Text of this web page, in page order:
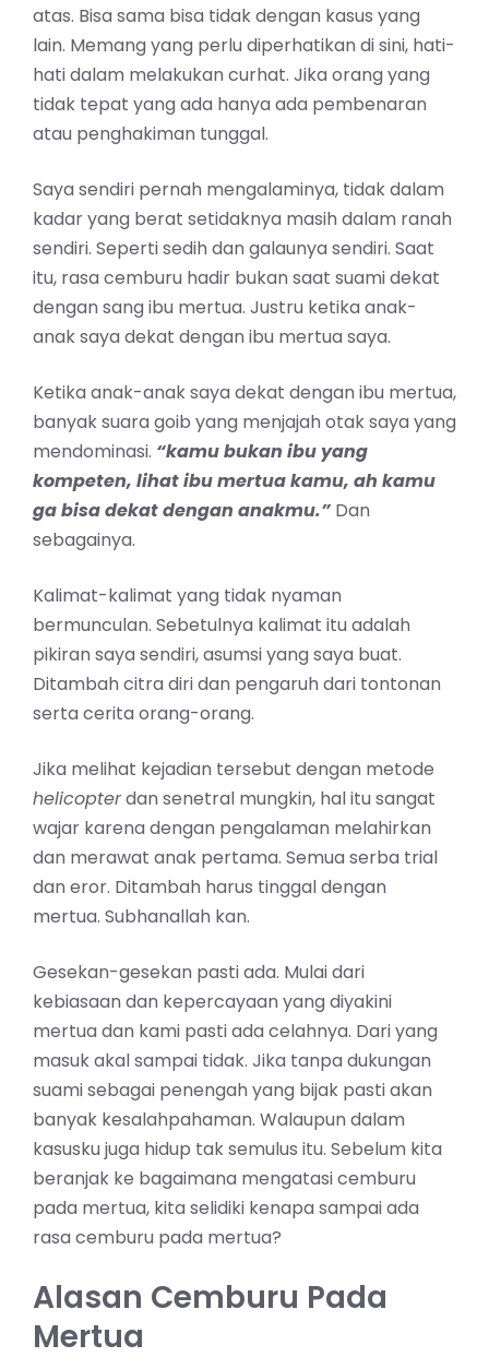
atas. Bisa sama bisa tidak dengan kasus yang
lain. Memang yang perlu diperhatikan di sini, hati-
hati dalam melakukan curhat. Jika orang yang
tidak tepat yang ada hanya ada pembenaran
atau penghakiman tunggal.
Saya sendiri pernah mengalaminya, tidak dalam
kadar yang berat setidaknya masih dalam ranah
sendiri. Seperti sedih dan galaunya sendiri. Saat
itu, rasa cemburu hadir bukan saat suami dekat
dengan sang ibu mertua. Justru ketika anak-
anak saya dekat dengan ibu mertua saya.
Ketika anak-anak saya dekat dengan ibu mertua,
banyak suara goib yang menjajah otak saya yang
mendominasi. “kamu bukan ibu yang
kompeten, lihat ibu mertua kamu, ah kamu
ga bisa dekat dengan anakmu.”Dan
sebagainya.
Kalimat-kalimat yang tidak nyaman
bermunculan. Sebetulnya kalimat itu adalah
pikiran saya sendiri, asumsi yang saya buat.
Ditambah citra diri dan pengaruh dari tontonan
serta cerita orang-orang.
Jika melihat kejadian tersebut dengan metode
helicopterdan senetral mungkin, hal itu sangat
wajar karena dengan pengalaman melahirkan
dan merawat anak pertama. Semua serba trial
dan eror. Ditambah harus tinggal dengan
mertua. Subhanallah kan.
Gesekan-gesekan pasti ada. Mulai dari
kebiasaan dan kepercayaan yang diyakini
mertua dan kami pasti ada celahnya. Dari yang
masuk akal sampai tidak. Jika tanpa dukungan
suami sebagai penengah yang bijak pasti akan
banyak kesalahpahaman. Walaupun dalam
kasusku juga hidup tak semulus itu. Sebelum kita
beranjak ke bagaimana mengatasi cemburu
pada mertua, kita selidiki kenapa sampai ada
rasa cemburu pada mertua?
Alasan Cemburu Pada
Mertua